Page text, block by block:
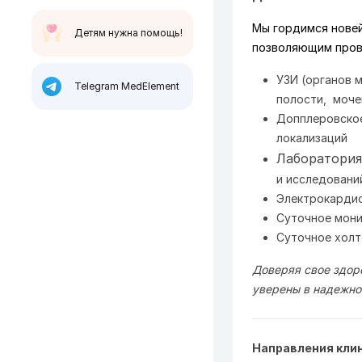
Детям нужна помощь!
Telegram MedElement
Мы гордимся
позволяющим
УЗИ (органов
полости,
локализаций
Лаборатория
и
Суточное
Суточное
Доверяя свое
уверены в
Направления